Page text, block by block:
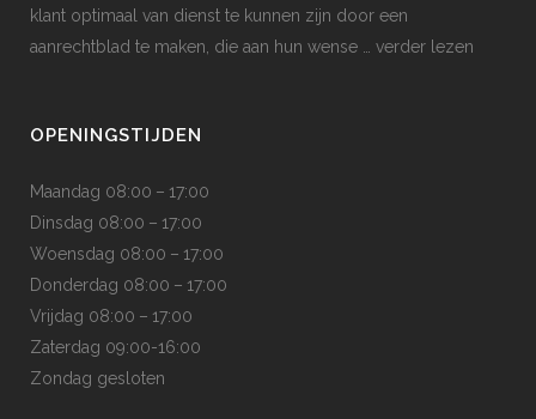
klant optimaal van dienst te kunnen zijn door een
aanrechtblad te maken, die aan hun wense … verder lezen
OPENINGSTIJDEN
Maandag 08:00 – 17:00
Dinsdag 08:00 – 17:00
Woensdag 08:00 – 17:00
Donderdag 08:00 – 17:00
Vrijdag 08:00 – 17:00
Zaterdag 09:00-16:00
Zondag gesloten